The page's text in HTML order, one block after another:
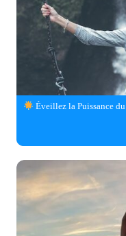
Éveillez la Puissance